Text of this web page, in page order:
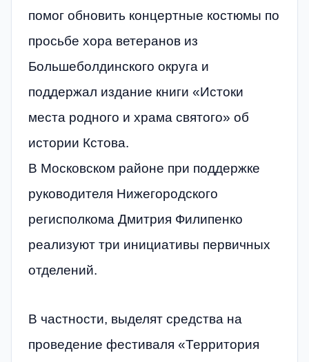
помог обновить концертные костюмы по
просьбе хора ветеранов из
Большеболдинского округа и
поддержал издание книги «Истоки
места родного и храма святого» об
истории Кстова.
В Московском районе при поддержке
руководителя Нижегородского
регисполкома Дмитрия Филипенко
реализуют три инициативы первичных
отделений.
В частности, выделят средства на
проведение фестиваля «Территория